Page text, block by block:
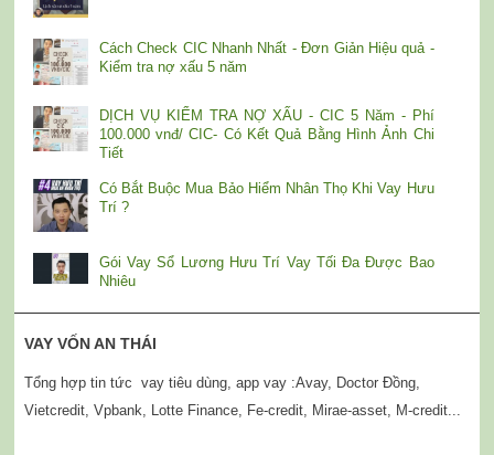
Cách Check CIC Nhanh Nhất - Đơn Giản Hiệu quả -
Kiểm tra nợ xấu 5 năm
DỊCH VỤ KIỂM TRA NỢ XẤU - CIC 5 Năm - Phí
100.000 vnđ/ CIC- Có Kết Quả Bằng Hình Ảnh Chi
Tiết
Có Bắt Buộc Mua Bảo Hiểm Nhân Thọ Khi Vay Hưu
Trí ?
Gói Vay Sổ Lương Hưu Trí Vay Tối Đa Được Bao
Nhiêu
VAY VỐN AN THÁI
Tổng hợp tin tức vay tiêu dùng, app vay :Avay, Doctor Đồng,
Vietcredit, Vpbank, Lotte Finance, Fe-credit, Mirae-asset, M-credit...